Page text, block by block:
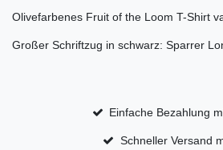
Olivefarbenes Fruit of the Loom T-Shirt
Großer Schriftzug in schwarz: Sparrer
Einfache Bezahlung
Schneller Versand